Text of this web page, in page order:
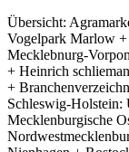
Übersicht:
Vogelpark Marlow
Mecklebnurg-
+ Heinrich
+
Schleswig-Holstein:
Mecklenburgische